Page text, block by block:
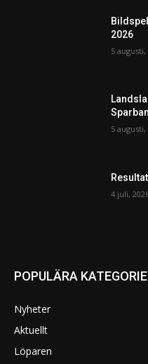
2026
5 augusti,
5 augusti,
4 juli,
POPULÄRA
Nyheter
Aktuellt
Löparen